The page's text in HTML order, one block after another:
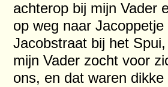
achterop bij mijn Vader
op weg naar
Jacobstraat bij het
mijn Vader zocht voor
ons, en dat waren